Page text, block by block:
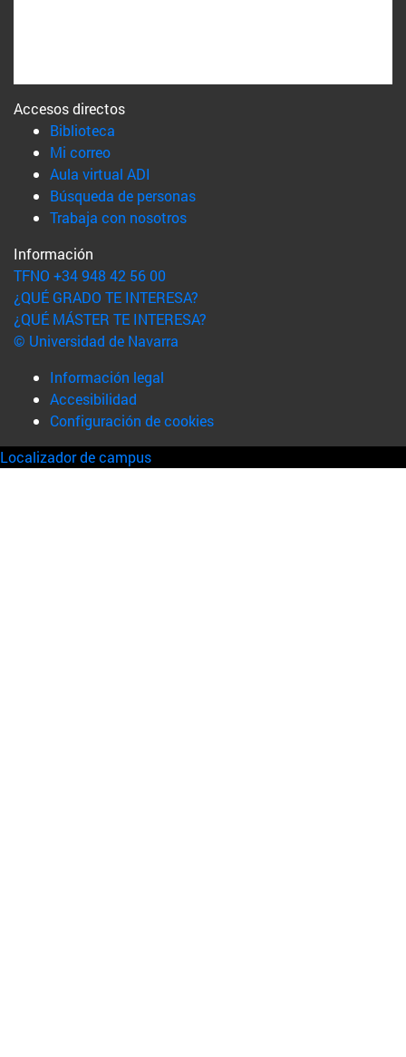
Accesos directos
Biblioteca
Mi correo(abre en nueva ventana)
Aula virtual ADI
Búsqueda de personas(abre en nueva ventana)
Trabaja con nosotros(abre en nueva ventana)
Información
TFNO +34 948 42 56 00
¿QUÉ GRADO TE INTERESA?
¿QUÉ MÁSTER TE INTERESA?
© Universidad de Navarra
Información legal
Accesibilidad
Configuración de cookies
Localizador de campus